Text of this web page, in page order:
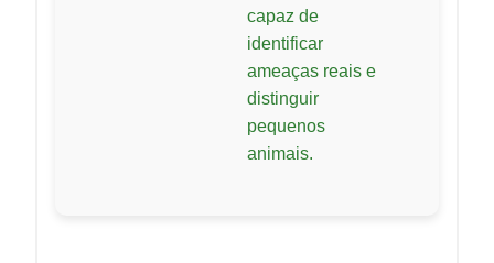
capaz de
identificar
ameaças reais e
distinguir
pequenos
animais.